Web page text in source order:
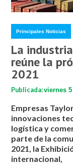
Principales Noticias
La
reúne la
2021
Publicada:viernes
Empresas
innovaciones
logística y
parte de la
2021, la
internacional,